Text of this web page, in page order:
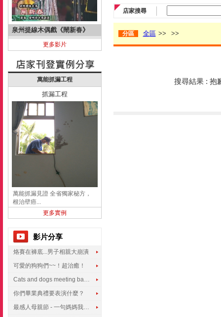
泉州提線木偶戲《閙新春》
更多影片
萬能抓漏工程
抓漏工程
萬能抓漏見證 全省獨家秘方，
根治壁癌...
更多實例
影片分享
烙賽在褲底...男子相親大崩潰
可愛的狗狗們~~！超治癒！
Cats and dogs meeting babies for the first time
你們畢業典禮要表演什麼？
最感人母親節 - 一句媽媽我愛你
店家搜尋
分區 全區 >> >>
搜尋結果 : 抱